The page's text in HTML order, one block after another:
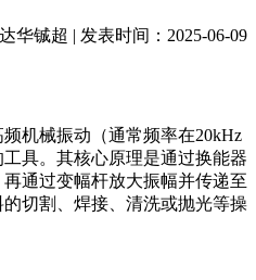
华铖超 | 发表时间：2025-06-09
机械振动（通常频率在20kHz
具。其核心原理是通过换能器
通过变幅杆放大振幅并传递至
切割、焊接、清洗或抛光等操